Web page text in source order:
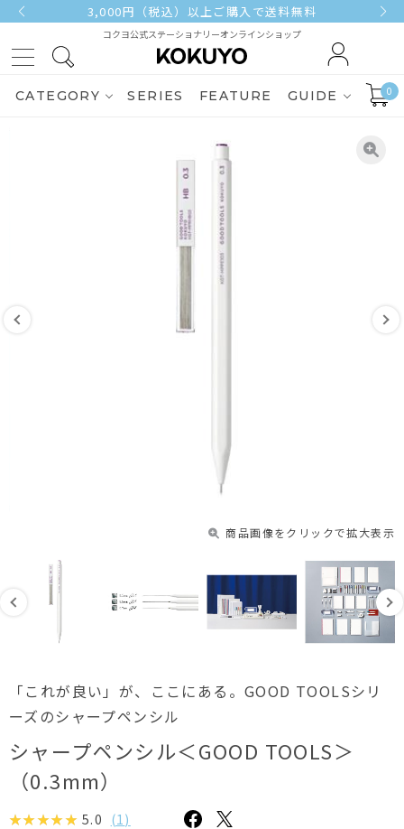
3,000円（税込）以上ご購入で送料無料
コクヨ公式ステーショナリーオンラインショップ
CATEGORY SERIES FEATURE GUIDE 0
商品画像をクリックで拡大表示
「これが良い」が、ここにある。GOOD TOOLSシリ
ーズのシャープペンシル
シャープペンシル＜GOOD TOOLS＞
（0.3mm）
5.0 (1 )